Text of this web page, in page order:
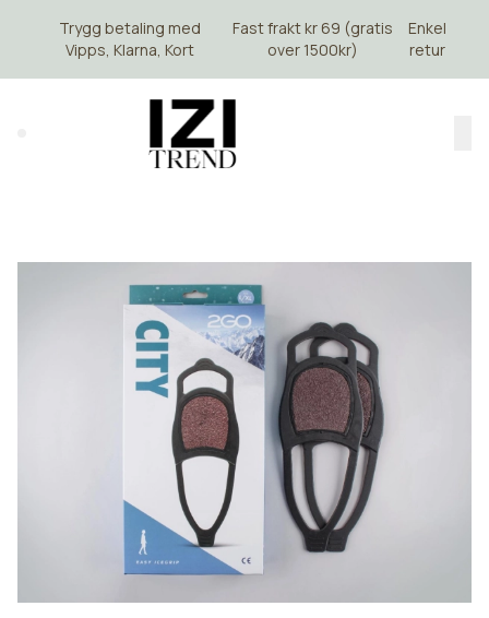
Trygg betaling med
Vipps, Klarna, Kort
Fast frakt kr 69 (gratis
over 1500kr)
Enkel
retur